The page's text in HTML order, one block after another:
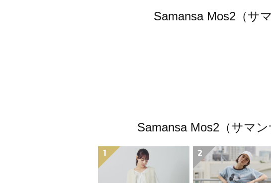
Samansa Mos2（サ
Samansa Mos2（サマ
1 2